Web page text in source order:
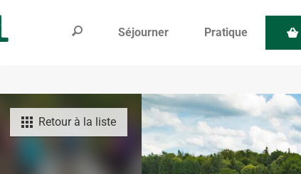
Séjourner Pratique
Retour à la liste